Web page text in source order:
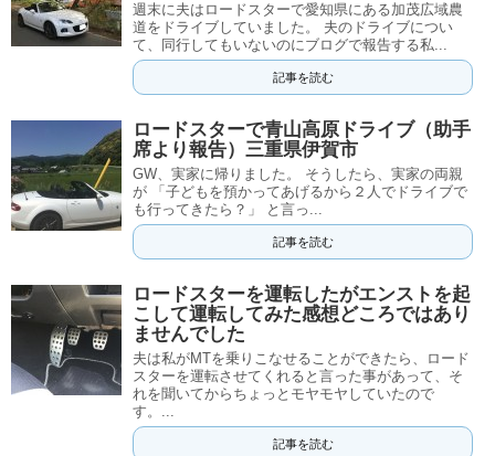
週末に夫はロードスターで愛知県にある加茂広域農
道をドライブしていました。 夫のドライブについ
て、同行してもいないのにブログで報告する私...
記事を読む
ロードスターで青山高原ドライブ（助手
席より報告）三重県伊賀市
GW、実家に帰りました。 そうしたら、実家の両親
が 「子どもを預かってあげるから２人でドライブで
も行ってきたら？」 と言っ...
記事を読む
ロードスターを運転したがエンストを起
こして運転してみた感想どころではあり
ませんでした
夫は私がMTを乗りこなせることができたら、ロード
スターを運転させてくれると言った事があって、そ
れを聞いてからちょっとモヤモヤしていたので
す。...
記事を読む